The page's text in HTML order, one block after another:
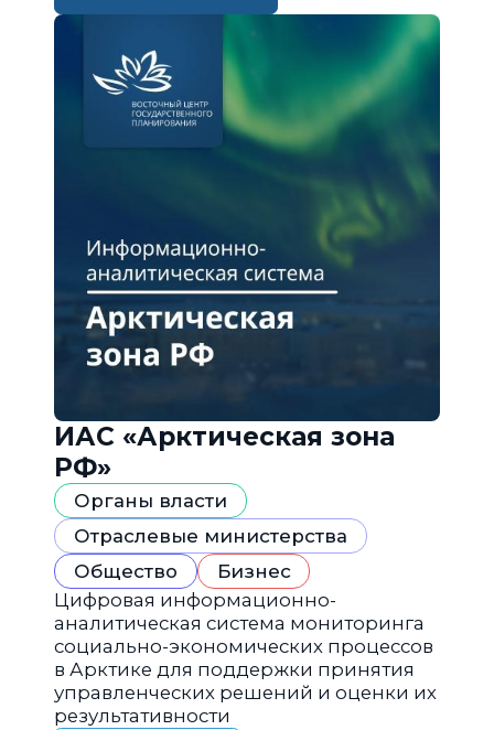
ИАС «Арктическая зона
РФ»
Органы власти
Отраслевые министерства
Общество
Бизнес
Цифровая информационно-
аналитическая система мониторинга
социально-экономических процессов
в Арктике для поддержки принятия
управленческих решений и оценки их
результативности